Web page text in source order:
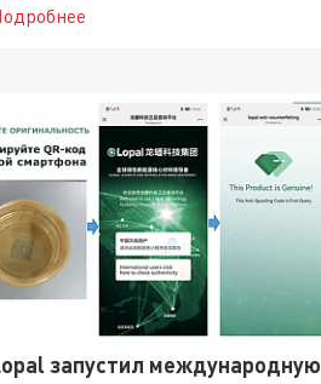
запустил международную